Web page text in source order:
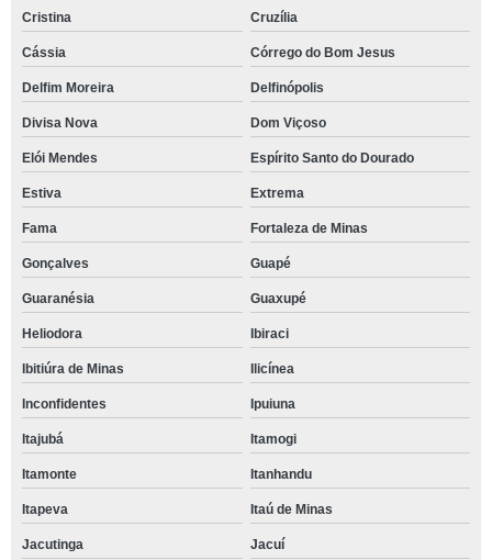
Cristina Cruzília
Cássia Córrego do Bom Jesus
Delfim Moreira Delfinópolis
Divisa Nova Dom Viçoso
Elói Mendes Espírito Santo do Dourado
Estiva Extrema
Fama Fortaleza de Minas
Gonçalves Guapé
Guaranésia Guaxupé
Heliodora Ibiraci
Ibitiúra de Minas Ilicínea
Inconfidentes Ipuiuna
Itajubá Itamogi
Itamonte Itanhandu
Itapeva Itaú de Minas
Jacutinga Jacuí